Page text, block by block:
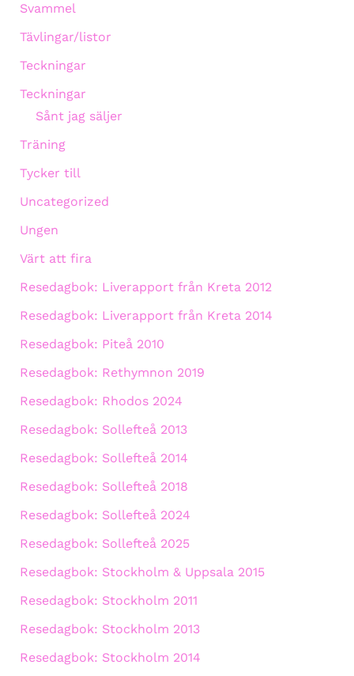
Svammel
Tävlingar/listor
Teckningar
Teckningar
Sånt jag säljer
Träning
Tycker till
Uncategorized
Ungen
Värt att fira
Resedagbok: Liverapport från Kreta 2012
Resedagbok: Liverapport från Kreta 2014
Resedagbok: Piteå 2010
Resedagbok: Rethymnon 2019
Resedagbok: Rhodos 2024
Resedagbok: Sollefteå 2013
Resedagbok: Sollefteå 2014
Resedagbok: Sollefteå 2018
Resedagbok: Sollefteå 2024
Resedagbok: Sollefteå 2025
Resedagbok: Stockholm & Uppsala 2015
Resedagbok: Stockholm 2011
Resedagbok: Stockholm 2013
Resedagbok: Stockholm 2014